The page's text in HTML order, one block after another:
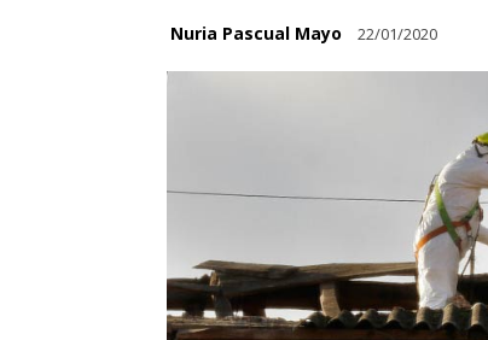
Nuria Pascual Mayo 22/01/2020